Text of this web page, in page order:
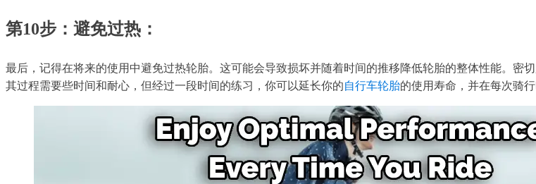
第10步：避免过热：
最后，记得在将来的使用中避免过热轮胎。这可能会导致损坏并随着时间的推移降低轮胎的整体性能。密
其过程需要些时间和耐心，但经过一段时间的练习，你可以延长你的自行车轮胎的使用寿命，并在每次骑行